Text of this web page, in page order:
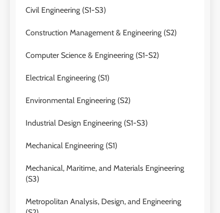
Civil Engineering (S1-S3)
Construction Management & Engineering (S2)
Computer Science & Engineering (S1-S2)
Electrical Engineering (S1)
Environmental Engineering (S2)
Industrial Design Engineering (S1-S3)
Mechanical Engineering (S1)
Mechanical, Maritime, and Materials Engineering
(S3)
Metropolitan Analysis, Design, and Engineering